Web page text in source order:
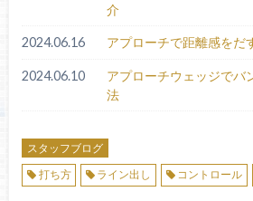
介
2024.06.16 アプローチで距離感をだ
2024.06.10
アプローチウェッジでバ
法
スタッフブログ
打ち方
ライン出し コントロール